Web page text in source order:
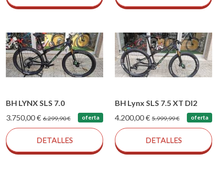
BH LYNX SLS 7.0
3.750,00 € 6.299,90 € oferta
DETALLES
BH Lynx SLS 7.5 XT DI2
4.200,00 € 5.999,99 € oferta
DETALLES